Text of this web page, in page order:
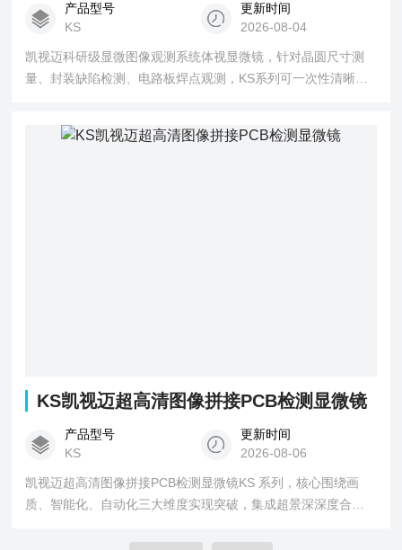
产品型号
KS
更新时间
2026-08-04
凯视迈科研级显微图像观测系统体视显微镜，针对晶圆尺寸测
量、封装缺陷检测、电路板焊点观测，KS系列可一次性清晰呈
封装与电路板生产的质检效率。
KS凯视迈超高清图像拼接PCB检测显微镜
产品型号
KS
更新时间
2026-08-06
凯视迈超高清图像拼接PCB检测显微镜KS 系列，核心围绕画
质、智能化、自动化三大维度实现突破，集成超景深深度合